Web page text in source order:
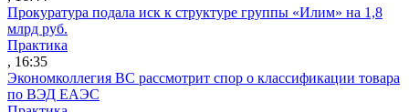
Прокуратура подала иск к структуре группы «Илим» на 1,8
млрд руб.
Практика
, 16:35
Экономколлегия ВС рассмотрит спор о классификации товара
по ВЭД ЕАЭС